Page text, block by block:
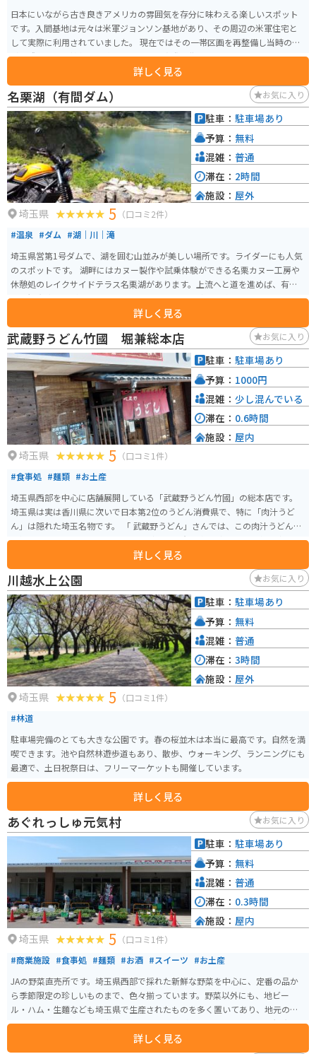
日本にいながら古き良きアメリカの雰囲気を存分に味わえる楽しいスポット
です。入間基地は元々は米軍ジョンソン基地があり、その周辺の米軍住宅と
して実際に利用されていました。 現在ではその一帯区画を再整備し当時の面
影も残しつつ、雑貨店や飲食店、また、実際に住居としても利用されていま
す。アメリカナイズされたこの区画はとても日本とは思えないような雰囲気
で、インスタ映えすることからも週末ともなればカメラやスマホ片手に数多
くの若い方などで賑わいます。 本当に見るもの全てが写真映えするものばか
りで通りを歩くだけでワクワクします！目の前には富士見公園が隣接されて
いるので、自然を楽しみたい方にもオススメですし、アーティスティックな
店舗など、クリエーターの方なども数多くお住まいになっておりますので、
美術的なものが好きな方なども是非一度足を運ばれてはいかがでしょうか。
詳しく見る
名栗湖（有間ダム） お気に入り
埼玉県 5 （口コミ2件）
#温泉 #ダム #湖｜川｜滝
埼玉県営第1号ダムで、湖を囲む山並みが美しい場所です。ライダーにも人気
のスポットです。 湖畔にはカヌー製作や試乗体験ができる名栗カヌー工房や
休憩処のレイクサイドテラス名栗湖があります。上流へと道を進めば、有間
渓谷観光釣り場があり、バーベキューとあわせて釣りを楽しめます。
詳しく見る
駐車： 駐車場あり
予算： 無料
混雑： 普通
滞在： 2時間
施設： 屋外
武蔵野うどん竹國 堀兼総本店 お気に入り
埼玉県 5 （口コミ1件）
#食事処 #麺類 #お土産
埼玉県西部を中心に店舗展開している「武蔵野うどん竹國」の総本店です。
埼玉県は実は香川県に次いで日本第2位のうどん消費県で、特に「肉汁うど
ん」は隠れた埼玉名物です。 「 武蔵野うどん」さんでは、この肉汁うどんを
看板メニューにしつつ、「おろしうどん」「冷や汁うどん」「鳥汁うどん」
など魅力的なうどんを提供しています。こちらも、お昼時はほぼ満席になる
人気店です。
詳しく見る
駐車： 駐車場あり
予算： 1000円
混雑： 少し混んでいる
滞在： 0.6時間
施設： 屋内
川越水上公園 お気に入り
埼玉県 5 （口コミ1件）
#林道
駐車場完備のとても大きな公園です。春の桜並木は本当に最高です。自然を満
喫できます。池や自然林遊歩道もあり、散歩、ウォーキング、ランニングにも
最適で、土日祝祭日は、フリーマーケットも開催しています。
詳しく見る
駐車： 駐車場あり
予算： 無料
混雑： 普通
滞在： 3時間
施設： 屋外
あぐれっしゅ元気村 お気に入り
埼玉県 5 （口コミ1件）
#商業施設 #食事処 #麺類 #お酒 #スイーツ #お土産
JAの野菜直売所です。埼玉県西部で採れた新鮮な野菜を中心に、定番の品か
ら季節限定の珍しいものまで、色々揃っています。野菜以外にも、地ビー
ル・ハム・生麵なども埼玉県で生産されたものを多く置いてあり、地元の人
はスーパーマーケット感覚で利用していますが、市外から来てみると観光の
詳しく見る
駐車： 駐車場あり
予算： 無料
混雑： 普通
滞在： 0.3時間
施設： 屋内